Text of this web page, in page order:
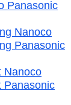
Panasonic
Nanoco
Panasonic
Nanoco
Panasonic